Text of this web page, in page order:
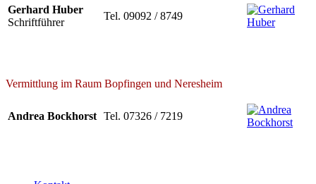
Gerhard Huber
Schriftführer
Tel. 09092 / 8749
Vermittlung im Raum Bopfingen und Neresheim
Andrea Bockhorst Tel. 07326 / 7219